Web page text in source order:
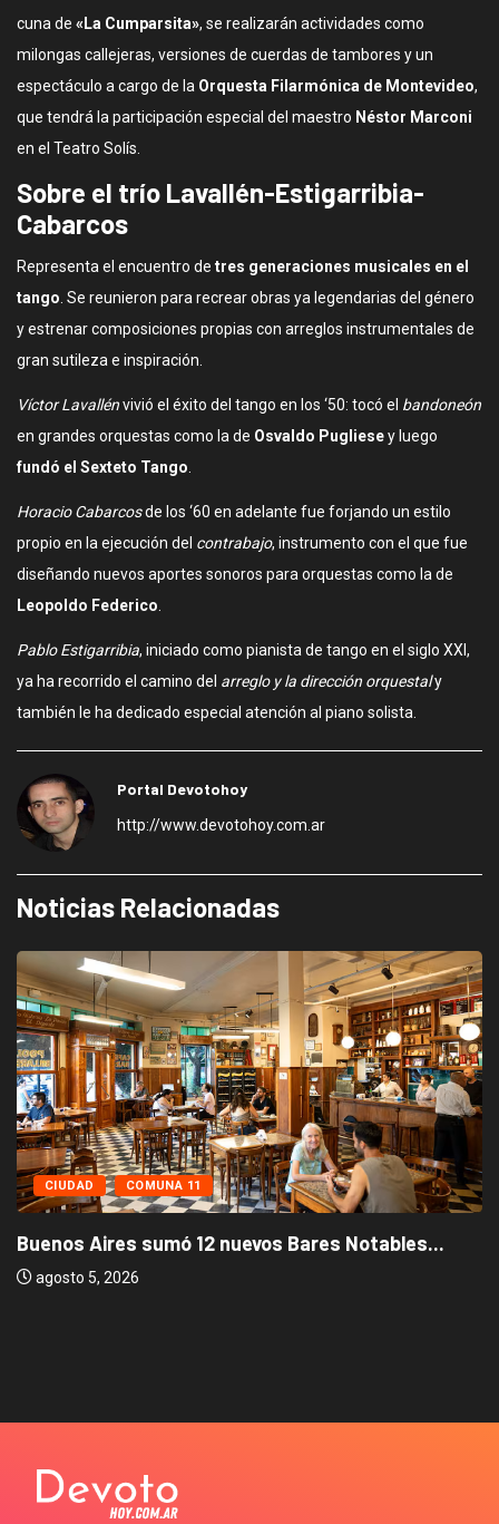
cuna de «La Cumparsita», se realizarán actividades como
milongas callejeras, versiones de cuerdas de tambores y un
espectáculo a cargo de la Orquesta Filarmónica de Montevideo,
que tendrá la participación especial del maestro Néstor Marconi
en el Teatro Solís.
Sobre el trío Lavallén-Estigarribia-
Cabarcos
Representa el encuentro de tres generaciones musicales en el
tango . Se reunieron para recrear obras ya legendarias del género
y estrenar composiciones propias con arreglos instrumentales de
gran sutileza e inspiración.
Víctor Lavallénvivió el éxito del tango en los ‘50: tocó el bandoneón
en grandes orquestas como la de Osvaldo Pugliesey luego
fundó el Sexteto Tango
Horacio Cabarcosde los ‘60 en adelante fue forjando un estilo
propio en la ejecución del contrabajo, instrumento con el que fue
diseñando nuevos aportes sonoros para orquestas como la de
Leopoldo Federico
Pablo Estigarribia, iniciado como pianista de tango en el siglo XXI,
ya ha recorrido el camino del arreglo y la dirección orquestaly
también le ha dedicado especial atención al piano solista.
Portal Devotohoy
http://www.devotohoy.com.ar
Noticias Relacionadas
CIUDAD COMUNA 11
Buenos Aires sumó 12 nuevos Bares Notables...
agosto 5, 2026